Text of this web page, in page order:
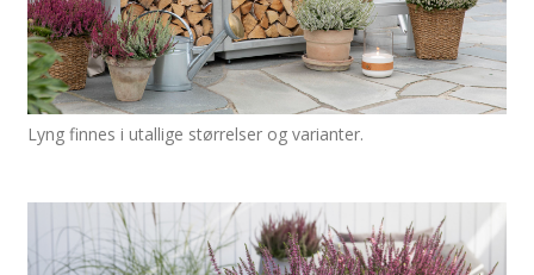
Lyng finnes i utallige størrelser og varianter.